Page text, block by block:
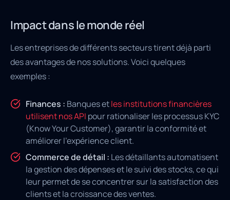
Impact dans le monde réel
Les entreprises de différents secteurs tirent déjà parti
des avantages de nos solutions. Voici quelques
exemples :
Finances : Banques etles institutions financières
utilisent nos API pour rationaliser les processus KYC
(Know Your Customer), garantir la conformité et
améliorer l'expérience client.
Commerce de détail : Les détaillants automatisent
la gestion des dépenses et le suivi des stocks, ce qui
leur permet de se concentrer sur la satisfaction des
clients et la croissance des ventes.